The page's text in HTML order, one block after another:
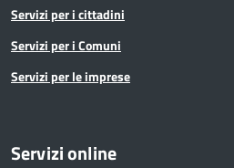
Servizi per i cittadini
Servizi per i Comuni
Servizi per le imprese
Servizi online